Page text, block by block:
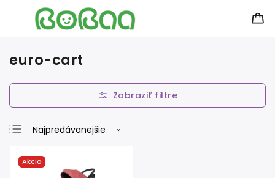
euro-cart
Najpredávanejšie
Najdrahšie
Akcia